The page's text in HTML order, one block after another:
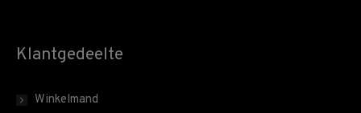
Klantgedeelte
Winkelmand